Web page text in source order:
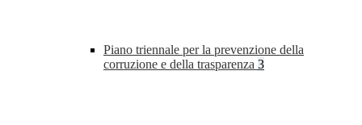
Piano triennale per la prevenzione della
corruzione e della trasparenza 3